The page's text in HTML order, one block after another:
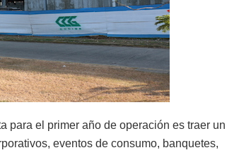
para el primer año de operación es traer un
eventos de consumo, banquetes,